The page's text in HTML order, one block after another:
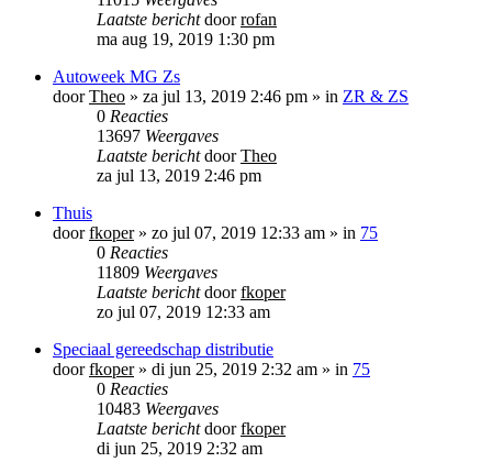
Laatste berichtdoorrofan
ma aug 19, 2019 1:30 pm
Autoweek MG Zs
doorTheo » za jul 13, 2019 2:46 pm » in ZR & ZS
0 Reacties
13697 Weergaves
Laatste berichtdoorTheo
za jul 13, 2019 2:46 pm
Thuis
doorfkoper» zo jul 07, 2019 12:33 am » in 75
0 Reacties
11809 Weergaves
Laatste berichtdoorfkoper
zo jul 07, 2019 12:33 am
Speciaal gereedschap distributie
doorfkoper» di jun 25, 2019 2:32 am » in 75
0 Reacties
10483 Weergaves
Laatste berichtdoorfkoper
di jun 25, 2019 2:32 am